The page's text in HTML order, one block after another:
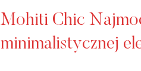
Mohiti Chic
minimalistycznej